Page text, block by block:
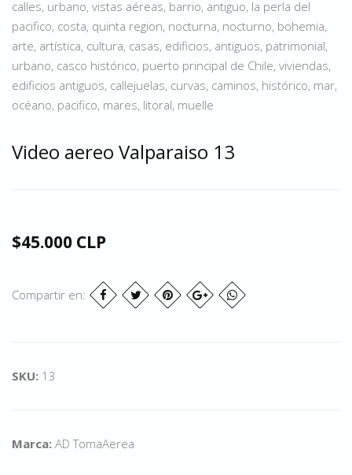
calles, urbano, vistas aéreas, barrio, antiguo, la perla del
pacifico, costa, quinta region, nocturna, nocturno, bohemia,
arte, artística, cultura, casas, edificios, antiguos, patrimonial,
urbano, casco histórico, puerto principal de Chile, viviendas,
edificios antiguos, callejuelas, curvas, caminos, histórico, mar,
océano, pacifico, mares, litoral, muelle
Video aereo Valparaiso 13
$45.000 CLP
Compartir en:
SKU: 13
Marca: AD TomaAerea